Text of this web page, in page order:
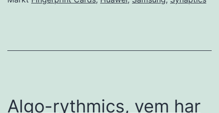
Algo-rythmics, vem har